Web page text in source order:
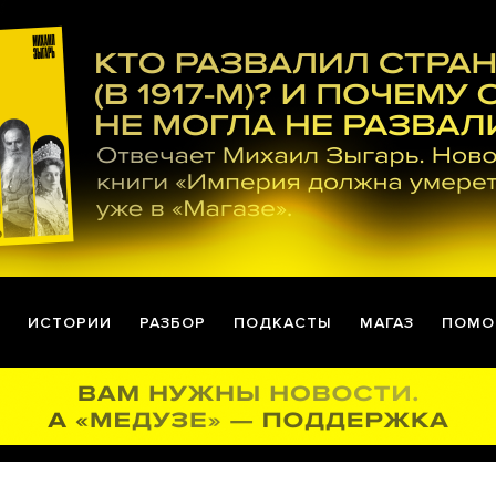
ИСТОРИИ РАЗБОР ПОДКАСТЫ МАГАЗ